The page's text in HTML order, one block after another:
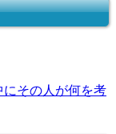
その人が何を考